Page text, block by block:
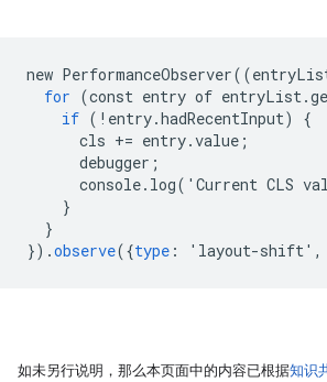
new PerformanceObserver((
for (const entry of entryList.
if (! entry.hadRecentInput)
{
cls += entry.value ;
debugger ;
console. log( ' Current CLS
}
}
}).observe({type : ' layout-shift' ,
如未另行说明，那么本页面中的内容已根据知识